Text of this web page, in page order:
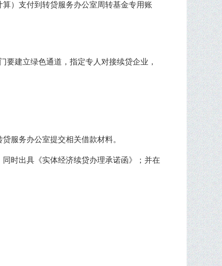
算）支付到转贷服务办公室周转基金专用账
要建立绿色通道，指定专人对接续贷企业，
服务办公室提交相关借款材料。
时出具《实体经济续贷办理承诺函》；并在